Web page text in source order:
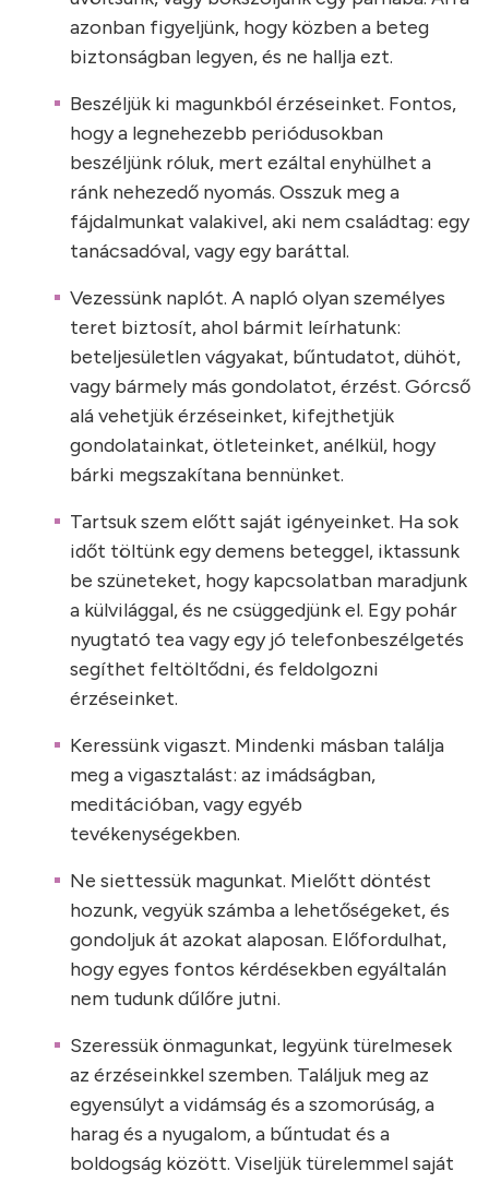
azonban figyeljünk, hogy közben a beteg
biztonságban legyen, és ne hallja ezt.
Beszéljük ki magunkból érzéseinket. Fontos,
hogy a legnehezebb periódusokban
beszéljünk róluk, mert ezáltal enyhülhet a
ránk nehezedő nyomás. Osszuk meg a
fájdalmunkat valakivel, aki nem családtag: egy
tanácsadóval, vagy egy baráttal.
Vezessünk naplót. A napló olyan személyes
teret biztosít, ahol bármit leírhatunk:
beteljesületlen vágyakat, bűntudatot, dühöt,
vagy bármely más gondolatot, érzést. Górcső
alá vehetjük érzéseinket, kifejthetjük
gondolatainkat, ötleteinket, anélkül, hogy
bárki megszakítana bennünket.
Tartsuk szem előtt saját igényeinket. Ha sok
időt töltünk egy demens beteggel, iktassunk
be szüneteket, hogy kapcsolatban maradjunk
a külvilággal, és ne csüggedjünk el. Egy pohár
nyugtató tea vagy egy jó telefonbeszélgetés
segíthet feltöltődni, és feldolgozni
érzéseinket.
Keressünk vigaszt. Mindenki másban találja
meg a vigasztalást: az imádságban,
meditációban, vagy egyéb
tevékenységekben.
Ne siettessük magunkat. Mielőtt döntést
hozunk, vegyük számba a lehetőségeket, és
gondoljuk át azokat alaposan. Előfordulhat,
hogy egyes fontos kérdésekben egyáltalán
nem tudunk dűlőre jutni.
Szeressük önmagunkat, legyünk türelmesek
az érzéseinkkel szemben. Találjuk meg az
egyensúlyt a vidámság és a szomorúság, a
harag és a nyugalom, a bűntudat és a
boldogság között. Viseljük türelemmel saját